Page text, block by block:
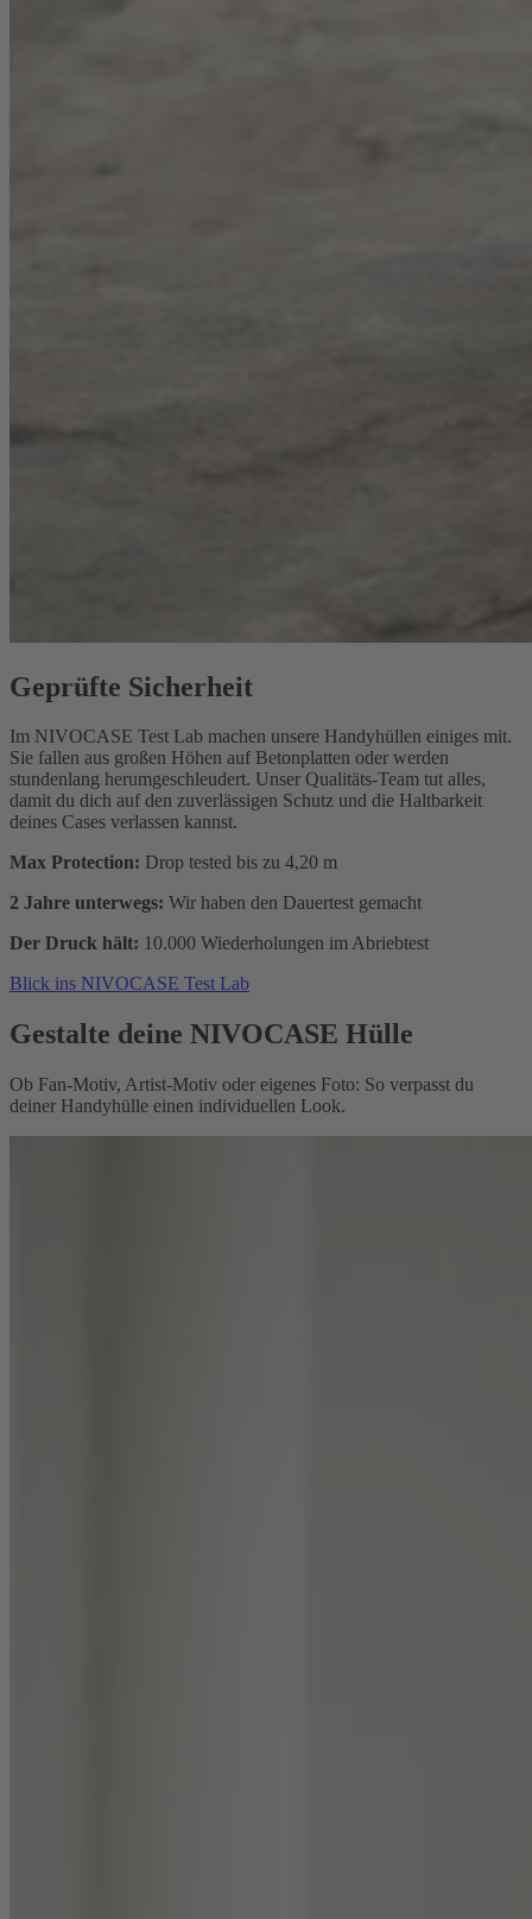
Geprüfte Sicherheit
Im NIVOCASE Test Lab machen unsere Handyhüllen einiges mit.
Sie fallen aus großen Höhen auf Betonplatten oder werden
stundenlang herumgeschleudert. Unser Qualitäts-Team tut alles,
damit du dich auf den zuverlässigen Schutz und die Haltbarkeit
deines Cases verlassen kannst.
Max Protection: Drop tested bis zu 4,20 m
2 Jahre unterwegs: Wir haben den Dauertest gemacht
Der Druck hält: 10.000 Wiederholungen im Abriebtest
Blick ins NIVOCASE Test Lab
Gestalte deine NIVOCASE Hülle
Ob Fan-Motiv, Artist-Motiv oder eigenes Foto: So verpasst du
deiner Handyhülle einen individuellen Look.